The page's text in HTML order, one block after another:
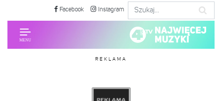
Facebook Instagram
REKLAMA